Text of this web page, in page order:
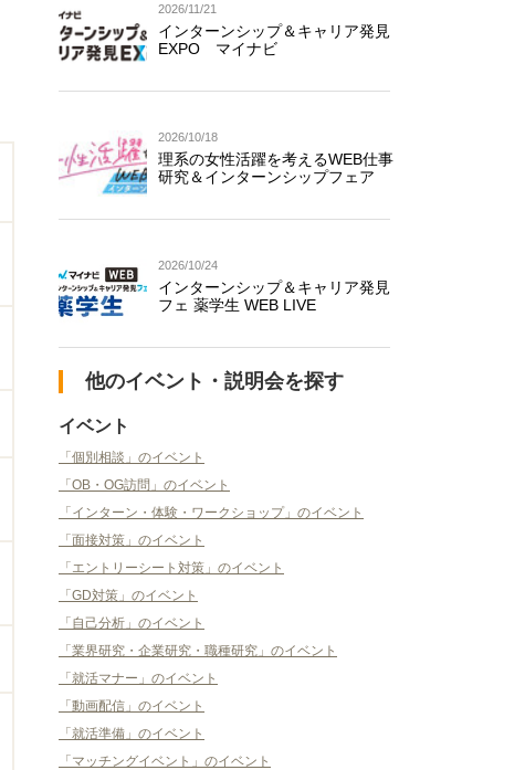
2026/11/21
インターンシップ＆キャリア発見
EXPO マイナビ
2026/10/18
理系の女性活躍を考えるWEB仕事
研究＆インターンシップフェア
2026/10/24
インターンシップ＆キャリア発見
フェ 薬学生 WEB LIVE
他のイベント・説明会を探す
イベント
「個別相談」のイベント
「OB・OG訪問」のイベント
「インターン・体験・ワークショップ」のイベント
「面接対策」のイベント
「エントリーシート対策」のイベント
「GD対策」のイベント
「自己分析」のイベント
「業界研究・企業研究・職種研究」のイベント
「就活マナー」のイベント
「動画配信」のイベント
「就活準備」のイベント
「マッチングイベント」のイベント